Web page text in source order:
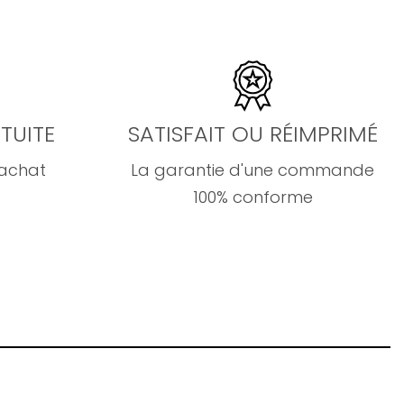
SATISFAIT OU RÉIMPRIMÉ
La garantie d'une commande
100% conforme